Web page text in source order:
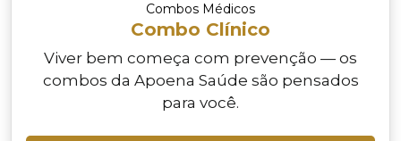
Combos Médicos
Combo Clínico
Viver bem começa com prevenção — os
combos da Apoena Saúde são pensados
para você.